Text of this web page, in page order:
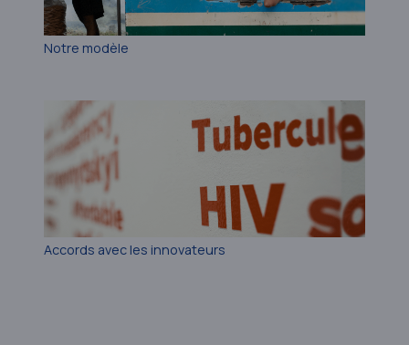
Notre modèle
Accords avec les innovateurs